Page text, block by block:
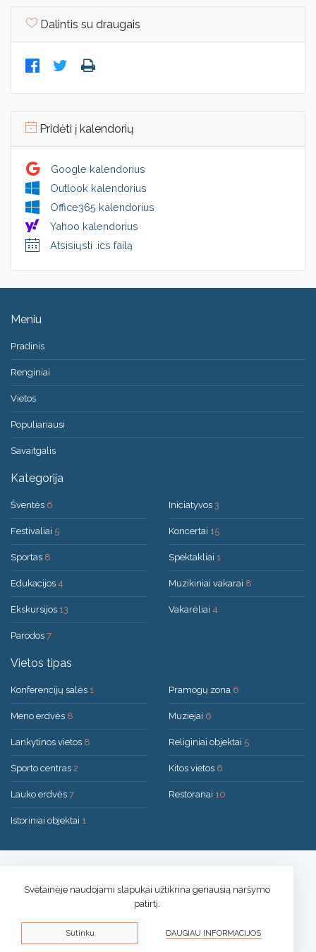
Dalintis su draugais
Pridėti į kalendorių
Google kalendorius
Outlook kalendorius
Office365 kalendorius
Yahoo kalendorius
Atsisiųsti .ics failą
Meniu
Pradinis
Renginiai
Vietos
Populiariausi
Savaitgalis
Kategorija
Šventės 6
Festivaliai 5
Sportas 8
Edukacijos 4
Ekskursijos 13
Parodos 7
Iniciatyvos 3
Koncertai 15
Spektakliai 1
Muzikiniai vakarai 8
Vakarėliai 4
Vietos tipas
Konferencijų salės 1
Meno erdvės 8
Lankytinos vietos 8
Sporto centras 2
Lauko erdvės 7
Istoriniai objektai 1
Pramogų zona 6
Muziejai 6
Religiniai objektai 5
Kitos vietos 6
Restoranai 10
Privatumo politika
Svetainėje naudojami slapukai užtikrina geriausią naršymo
patirtį.
Sutinku DAUGIAU INFORMACIJOS